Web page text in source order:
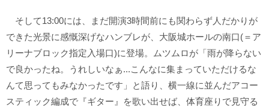
そして13:00には、まだ開演3時間前にも関わらず人だかりが
できた光景に感慨深げなハンブレが、大阪城ホールの南口(＝ア
リーナブロック指定入場口)に登場。ムツムロが「雨が降らない
で良かったね。うれしいなぁ...こんなに集まっていただけるな
んて思ってもみなかったです」と語り、横一線に並んだアコー
スティック編成で『ギター』を歌い出せば、体育座りで見守る